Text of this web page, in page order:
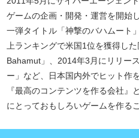
ゲームの企画・開発・運営を開始
一弾タイトル「神撃のバハムート
上ランキングで米国1位を獲得し
Bahamut」、2014年3月にリリー
ー」など、日本国内外でヒット作
『最高のコンテンツを作る会社』
にとっておもしろいゲームを作る